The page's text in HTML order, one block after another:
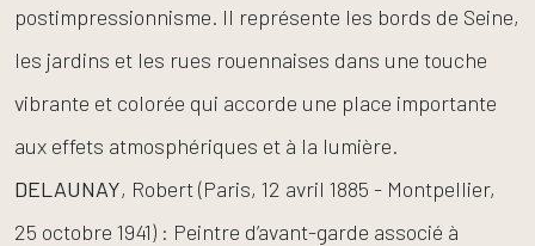
postimpressionnisme. Il représente les bords de Seine,
les jardins et les rues rouennaises dans une touche
vibrante et colorée qui accorde une place importante
aux effets atmosphériques et à la lumière.
DELAUNAY, Robert (Paris, 12 avril 1885 - Montpellier,
25 octobre 1941) : Peintre d’avant-garde associé à